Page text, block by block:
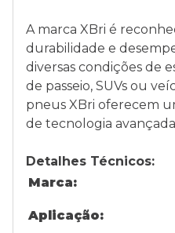
A marca XBri é
durabilidade e
diversas condições de
de passeio, SUVs ou
pneus XBri oferecem
de tecnologia
Detalhes Técnicos:
Marca:
Aplicação: